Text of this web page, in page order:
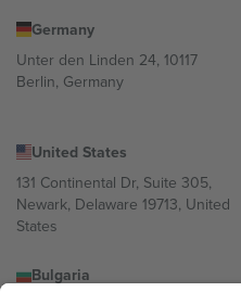
Germany
Unter den Linden 24, 10117
Berlin, Germany
United States
131 Continental Dr, Suite 305,
Newark, Delaware 19713, United
States
Bulgaria